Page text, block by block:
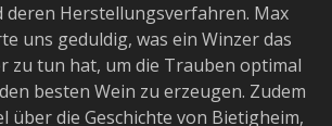
deren Herstellungsverfahren. Max
uns geduldig, was ein Winzer das
zu tun hat, um die Trauben optimal
besten Wein zu erzeugen. Zudem
über die Geschichte von Bietigheim,